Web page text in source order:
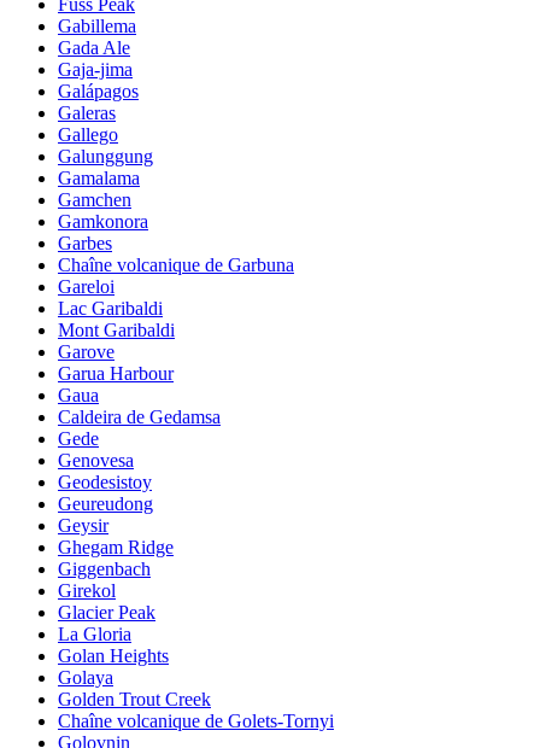
Gabillema
Gada Ale
Gaja-jima
Galápagos
Galeras
Gallego
Galunggung
Gamalama
Gamchen
Gamkonora
Garbes
Chaîne volcanique de Garbuna
Gareloi
Lac Garibaldi
Mont Garibaldi
Garove
Garua Harbour
Gaua
Caldeira de Gedamsa
Gede
Genovesa
Geodesistoy
Geureudong
Geysir
Ghegam Ridge
Giggenbach
Girekol
Glacier Peak
La Gloria
Golan Heights
Golaya
Golden Trout Creek
Chaîne volcanique de Golets-Tornyi
Golovnin